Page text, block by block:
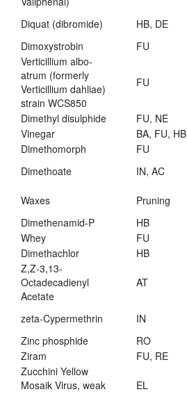
Diquat (dibromide) HB, DE
Dimoxystrobin
FU
Verticillium albo-
atrum (formerly
Verticillium dahliae)
strain WCS850
FU
Dimethyl disulphide FU, NE
Vinegar
BA, FU, HB
Dimethomorph
FU
Dimethoate
IN, AC
Waxes Pruning
Dimethenamid-P
HB
Whey
FU
Dimethachlor
HB
Z,Z-3,13-
Octadecadienyl
Acetate
AT
zeta-Cypermethrin IN
Zinc phosphide
RO
Ziram
FU, RE
Zucchini Yellow
Mosaik Virus, weak
EL